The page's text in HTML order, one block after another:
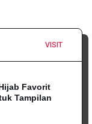
VISIT
Favorit
Tampilan